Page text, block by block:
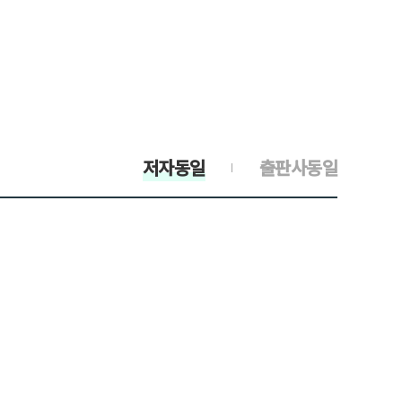
출판사동일
저자동일